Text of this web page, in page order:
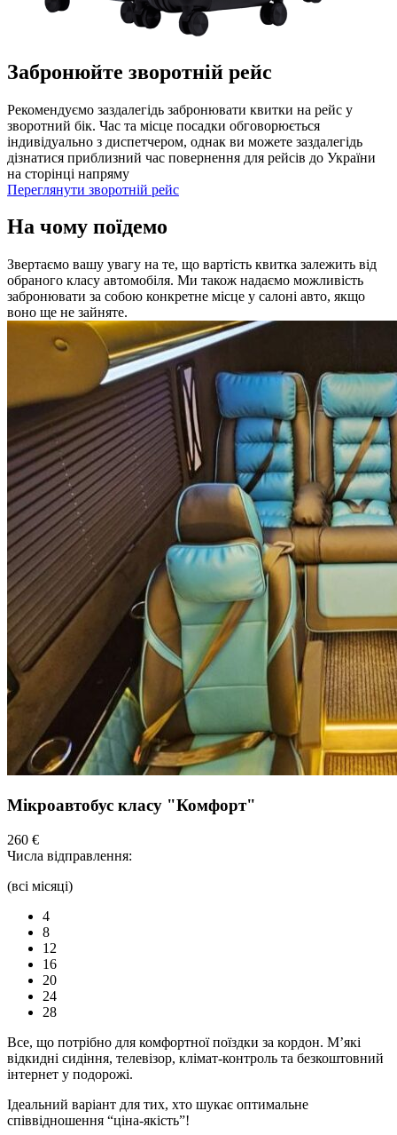
Забронюйте зворотній рейс
Рекомендуємо заздалегідь забронювати квитки на рейс у
зворотний бік. Час та місце посадки обговорюється
індивідуально з диспетчером, однак ви можете заздалегідь
дізнатися приблизний час повернення для рейсів до України
на сторінці напряму
Переглянути зворотній рейс
На чому поїдемо
Звертаємо вашу увагу на те, що вартість квитка залежить від
обраного класу автомобіля. Ми також надаємо можливість
забронювати за собою конкретне місце у салоні авто, якщо
воно ще не зайняте.
Мікроавтобус класу "Комфорт"
260 €
Числа відправлення:
(всі місяці)
4
8
12
16
20
24
28
Все, що потрібно для комфортноїпоїздки за кордон. М’які
відкидні сидіння, телевізор, клімат-контроль та безкоштовний
інтернет у подорожі.
Ідеальний варіант для тих, хто шукає оптимальне
співвідношення “ціна-якість”!